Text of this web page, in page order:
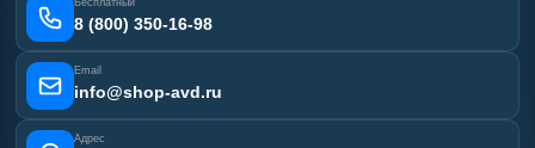
Карта сайта
8 (800) 350-16-98
Email
info@shop-avd.ru
Адрес